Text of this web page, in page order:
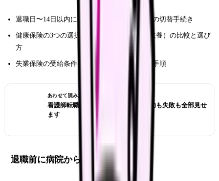
退職日〜14日以内にやるべき年金・健康保険の切替手続き
健康保険の3つの選択肢（任意継続・国保・扶養）の比較と選び
方
失業保険の受給条件・金額の計算方法・申請手順
あわせて読みたい
看護師転職のリアル体験談12選｜成功も失敗も全部見せ
ます
退職前に病院から受け取る書類一覧